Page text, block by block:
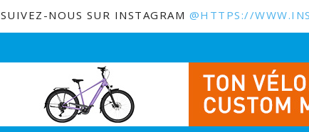
SUIVEZ-NOUS SUR INSTAGRAM @HTTPS://